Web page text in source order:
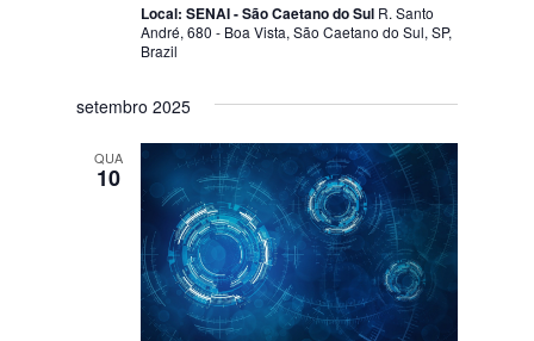
Local: SENAI - São Caetano do Sul R. Santo
André, 680 - Boa Vista, São Caetano do Sul, SP,
Brazil
setembro 2025
QUA
10